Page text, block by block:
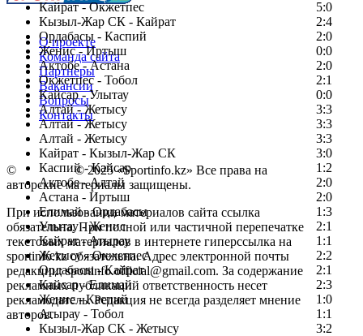
Кайрат - Окжетпес
5:0
Кызыл-Жар СК - Кайрат
2:4
Ордабасы - Каспий
2:0
Женис - Иртыш
0:0
Актобе - Астана
2:0
Окжетпес - Тобол
2:1
Кайсар - Улытау
0:0
Алтай - Жетысу
3:3
Алтай - Жетысу
3:3
Алтай - Жетысу
3:3
Кайрат - Кызыл-Жар СК
3:0
Каспий - Кайсар
1:2
Актобе - Алтай
2:0
Астана - Иртыш
2:0
Елимай - Ордабасы
1:3
Улытау - Женис
2:1
Кайрат - Атырау
1:1
Жетысу - Окжетпес
2:2
Ордабасы - Кайрат
2:1
Кайсар - Елимай
2:3
Женис - Каспий
1:0
Атырау - Тобол
1:1
Кызыл-Жар СК - Жетысу
3:2
О проекте
Команда сайта
Партнеры
Вакансии
Вопросы
Контакты
© Copyright© 2025 «Sportinfo.kz» Все права на
авторские материалы защищены.
При использовании материалов сайта ссылка
обязательна. При полной или частичной перепечатке
текстовых материалов в интернете гиперссылка на
sportinfo.kz обязательна. Адрес электронной почты
редакции: sportinfo.official@gmail.com. За содержание
рекламных публикаций ответственность несет
рекламодатель. Редакция не всегда разделяет мнение
авторов.